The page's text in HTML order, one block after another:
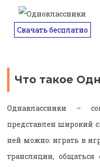
Скачать бесплатно
Что такое
Однаклассники –
представлен широкий
ней можно: играть в
трансляции,